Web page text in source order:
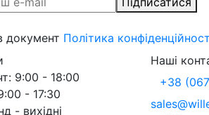
документ Політика
9:00 - 18:00
- 17:30
- вихідні
Наші
+38